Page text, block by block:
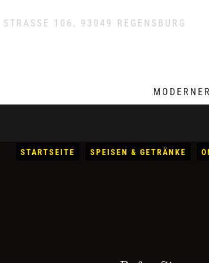
106, 93049 REGENSBURG
STARTSEITE SPEISEN & GETRÄNKE